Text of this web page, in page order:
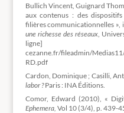
Bullich Vincent, Guignard
aux contenus : des
filières communicationnelles »,
une richesse des réseaux,
ligne] http://
cezanne.fr/fileadmin/
RD.pdf
Cardon, Dominique ; Casilli,
labor ?Paris : INA Éditions.
Comor, Edward (2010), «
Ephemera, Vol 10 (3/4), p. 439-